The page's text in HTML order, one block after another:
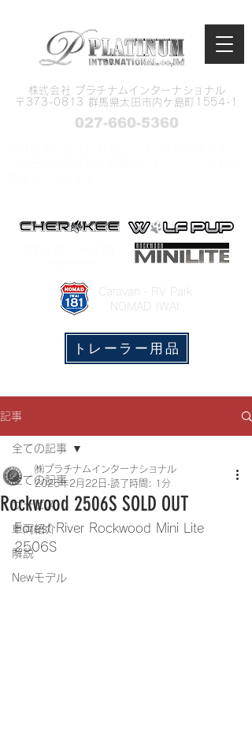
株式会社 プラチナムインターナショナル
​〒373-0813 群馬県太田市内ケ島町1554-1
トレーラー用品
​Caravan・RV Park
NOMAD IWAI
027-660-5360
記事
全ての記事
サービス
車両紹介
解説
Newモデル
全ての記事
Rockwood 2506S SOLD OUT
㈱プラチナムインターナショナル
2025年2月22日 読了時間: 1分
Forest River Rockwood Mini Lite
2506S